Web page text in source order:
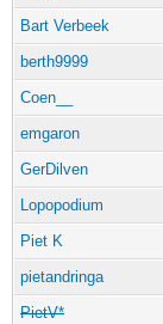
Bart Verbeek
berth9999
Coen__
emgaron
GerDilven
Lopopodium
Piet K
pietandringa
PietV*